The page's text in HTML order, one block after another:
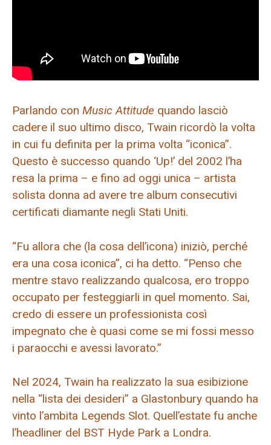
Parlando con Music Attitude quando lasciò
cadere il suo ultimo disco, Twain ricordò la volta
in cui fu definita per la prima volta “iconica”.
Questo è successo quando ‘Up!’ del 2002 l’ha
resa la prima – e fino ad oggi unica – artista
solista donna ad avere tre album consecutivi
certificati diamante negli Stati Uniti.
“Fu allora che (la cosa dell’icona) iniziò, perché
era una cosa iconica”, ci ha detto. “Penso che
mentre stavo realizzando qualcosa, ero troppo
occupato per festeggiarli in quel momento. Sai,
credo di essere un professionista così
impegnato che è quasi come se mi fossi messo
i paraocchi e avessi lavorato.”
Nel 2024, Twain ha realizzato la sua esibizione
nella “lista dei desideri” a Glastonbury quando ha
vinto l’ambita Legends Slot. Quell’estate fu anche
l’headliner del BST Hyde Park a Londra.